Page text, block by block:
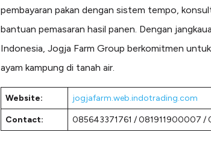
pembayaran pakan dengan sistem tempo,
bantuan pemasaran hasil panen. Dengan
Indonesia, Jogja Farm Group berkomitmen
ayam kampung di tanah air.
Website: jogjafarm.web.indotrading.com
Contact: 085643371761 / 081911900007 /